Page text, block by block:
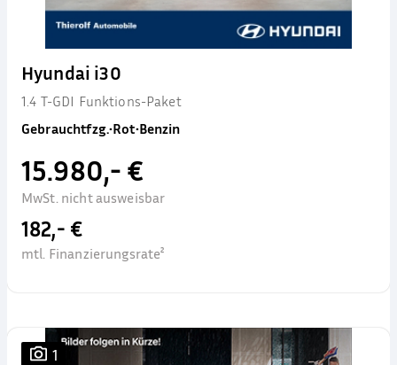
Hyundai i30
1.4 T-GDI Funktions-Paket
Gebrauchtfzg.•Rot•Benzin
15.980,- €
MwSt. nicht ausweisbar
182,- €
mtl. Finanzierungsrate²
1